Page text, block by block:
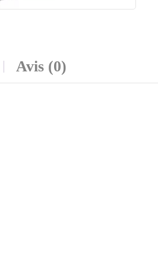
Avis (0)